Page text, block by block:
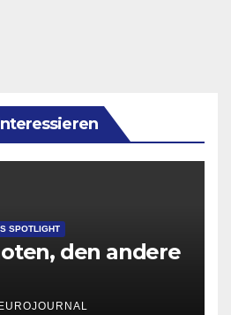
SPOTLIGHT
den andere
EUROJOURNAL